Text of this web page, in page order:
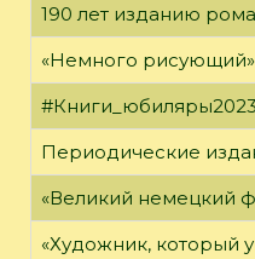
190 лет изданию
«Немного рисующий»
#Книги_юбиляры2023
Периодические
«Великий немецкий
«Художник, который